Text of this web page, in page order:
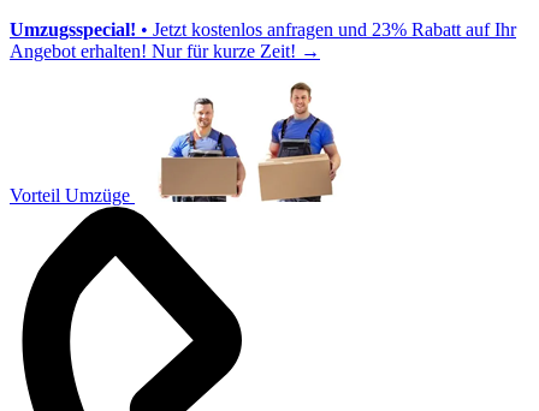
Umzugsspecial! • Jetzt kostenlos anfragen und 23% Rabatt auf Ihr
Angebot erhalten! Nur für kurze Zeit! →
Vorteil Umzüge